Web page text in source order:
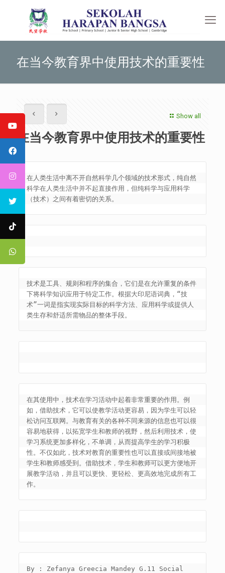
在当今教育界中使用技术的重要性
Show all
在当今教育界中使用技术的重要性
在人类生活中离不开自然科学几个领域的技术形式，纯自然
科学在人类生活中并不起直接作用，但纯科学与应用科学
（技术）之间有着密切的关系。
技术是工具、规则和程序的集合，它们是在允许重复的条件
下将科学知识应用于特定工作。根据大印尼语词典，“技
术”一词是指实现实际目标的科学方法、应用科学或提供人
类生存和舒适所需物品的整体手段。
在其使用中，技术在学习活动中起着非常重要的作用。例
如，借助技术，它可以使教学活动更容易，因为学生可以轻
松访问互联网。与教育有关的各种不同来源的信息也可以很
容易地获得，以拓宽学生和教师的视野，然后利用技术，使
学习系统更加多样化，不单调，从而提高学生的学习积极
性。不仅如此，技术对教育的重要性也可以直接或间接地被
学生和教师感受到。借助技术，学生和教师可以更方便地开
展教学活动，并且可以更快、更轻松、更高效地完成所有工
作。
By : Zefanya Greecia Mandey G.11 Social